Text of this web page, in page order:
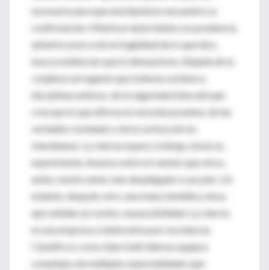
necesario para que una hipótesis encuentre su
confirmación. Mientras tanto habla con prudencia,
advierte acerca de la fragilidad de lo que dice,
busca evidencias que lo demuestren. Alejada de la
conjetura arrogante que todavía sostiene a
disciplinas enteras, de la seguridad falsa del que
cree que lo que afirma no necesita pruebas, de las
verdades reveladas y de la certeza de los
charlatanes. La ciencia espera, trabaja, observa,
experimenta. Avanza sobre el camino que otros,
antes, mucho antes, han desplegado a sus pies. Un
eslabón, después otro, una mano tendida a otras
que señalan un rumbo, una posibilidad. La ciencia
es una empresa colaborativa por excelencia.
Científicos como Alan Guth lideran equipos
complejos de múltiples especialidades que